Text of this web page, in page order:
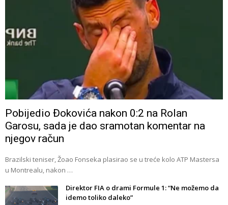
Pobijedio Đokovića nakon 0:2 na Rolan
Garosu, sada je dao sramotan komentar na
njegov račun
Brazilski teniser, Žoao Fonseka plasirao se u treće kolo ATP Mastersa
u Montrealu, nakon …
Direktor FIA o drami Formule 1: “Ne možemo da
idemo toliko daleko”